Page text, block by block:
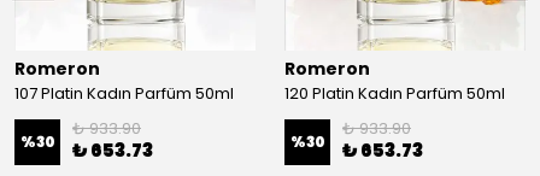
Romeron
107 Platin Kadın Parfüm 50ml
%30
₺ 933.90
₺ 653.73
Romeron
120 Platin Kadın Parfüm 50ml
%30
₺ 933.90
₺ 653.73